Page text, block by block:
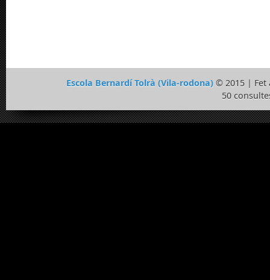
Escola Bernardí Tolrà (Vila-rodona) © 2015 | Fet
50